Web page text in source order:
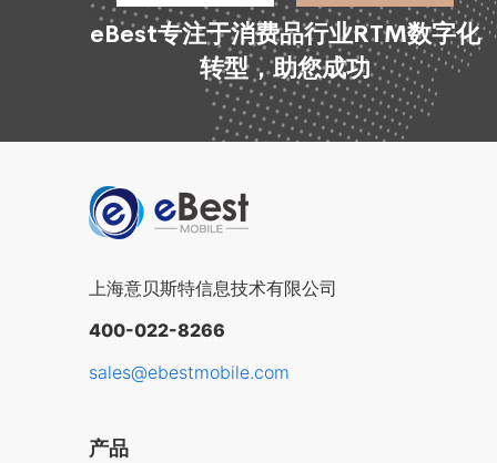
eBest专注于消费品行业RTM数字化
转型，助您成功
上海意贝斯特信息技术有限公司
400-022-8266
sales@ebestmobile.com
产品